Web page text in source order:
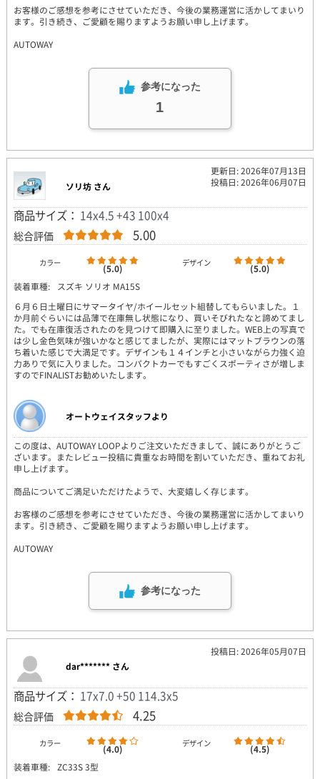
お客様のご感想を参考にさせていただき、今後の業務運営に活かしてまいり
ます。引き続き、ご愛顧を賜りますようお願い申し上げます。
AUTOWAY
参考になった
1
更新日: 2026年07月13日
投稿日: 2026年06月07日
ソリ坊 さん
商品サイズ： 14x4.5 +43 100x4
総合評価 5.00
カラー (5.0) デザイン
(5.0)
装着車種:
スズキ ソリオ MA15S
６月６日土曜日にサマータイヤ/ホイールセット組替してもらいました。１
か月前ぐらいには品薄で在庫無し状態になり、買いそびれたなと諦めてまし
た。でも在庫復活されたのを見つけて即購入に至りました。WEB上の写真で
は少し金色気味が強いかなと感じてましたが、実際にはマットブラウンの落
ち着いた感じで大満足です。デザインも１４インチと小さいながら力強く迫
力ありで気に入りました。コンパクトカーでもすごくスポーティさが増しま
すのでFINALISTお勧めいたします。
オートウェイスタッフより
この度は、AUTOWAY LOOPよりご注文いただきまして、誠にありがとうご
ざいます。またレビュー投稿に貴重なお時間を割いていただき、重ねてお礼
申し上げます。
商品についてご満足いただけたようで、大変嬉しく存じます。
お客様のご感想を参考にさせていただき、今後の業務運営に活かしてまいり
ます。引き続き、ご愛顧を賜りますようお願い申し上げます。
AUTOWAY
参考になった
投稿日: 2026年05月07日
dar******* さん
商品サイズ： 17x7.0 +50 114.3x5
総合評価 4.25
カラー (4.0) デザイン
(4.5)
装着車種: ZC33S 3型